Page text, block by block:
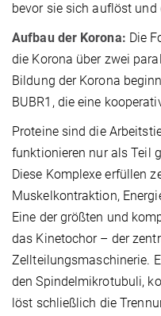
bevor sie sich auflöst und
Aufbau der Korona: Die
die Korona über zwei
Bildung der Korona
BUBR1, die eine
Proteine sind die
funktionieren nur als Teil
Diese Komplexe erfüllen
Muskelkontraktion,
Eine der größten und
das Kinetochor – der
Zellteilungsmaschinerie.
den Spindelmikrotubuli,
löst schließlich die